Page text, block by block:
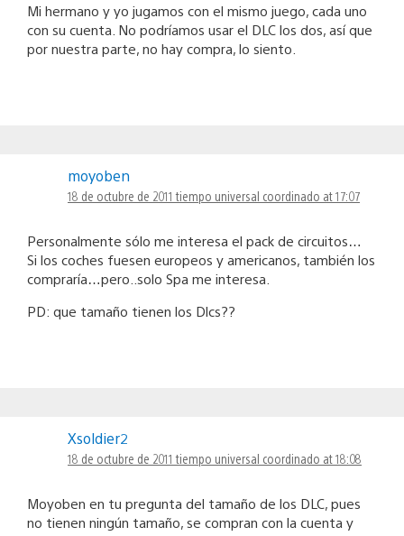
Mi hermano y yo jugamos con el mismo juego, cada uno
con su cuenta. No podríamos usar el DLC los dos, así que
por nuestra parte, no hay compra, lo siento.
moyoben
18 de octubre de 2011 tiempo universal coordinado at 17:07
Personalmente sólo me interesa el pack de circuitos…
Si los coches fuesen europeos y americanos, también los
compraría…pero..solo Spa me interesa.
PD: que tamaño tienen los Dlcs??
Xsoldier2
18 de octubre de 2011 tiempo universal coordinado at 18:08
Moyoben en tu pregunta del tamaño de los DLC, pues
no tienen ningún tamaño, se compran con la cuenta y